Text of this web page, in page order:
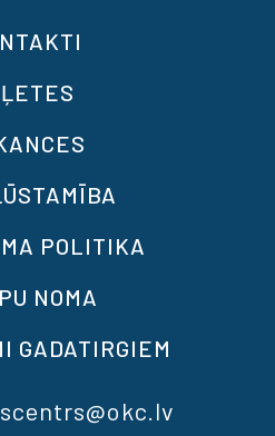
POLITIKA
NOMA
GADATIRGIEM